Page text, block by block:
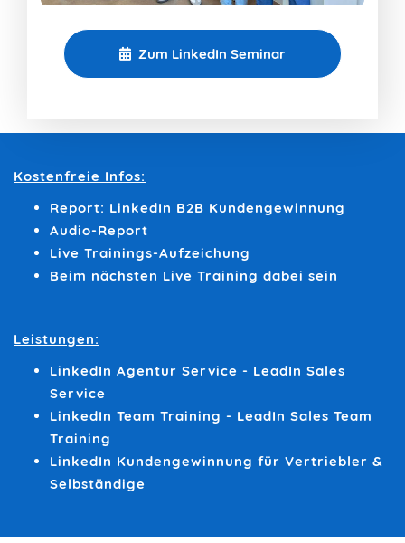
Zum LinkedIn Seminar
Kostenfreie Infos:
Report: LinkedIn B2B Kundengewinnung
Audio-Report
Live Trainings-Aufzeichung
Beim nächsten Live Training dabei sein
Leistungen:
LinkedIn Agentur Service - LeadIn Sales
Service
LinkedIn Team Training - LeadIn Sales Team
Training
LinkedIn Kundengewinnung für Vertriebler &
Selbständige